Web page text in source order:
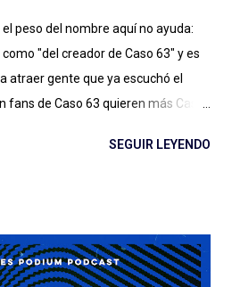
peso del nombre aquí no ayuda:
"del creador de Caso 63" y es
atraer gente que ya escuchó el
fans de Caso 63 quieren más Caso
seguir a creadores de podcasts de
(después debatamos qué es
ficción) a pesar de/gracias a los
SEGUIR LEYENDO